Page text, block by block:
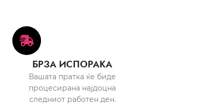
БРЗА ИСПОРАКА
Вашата пратка ќе биде
процесирана најдоцна
следниот работен ден.